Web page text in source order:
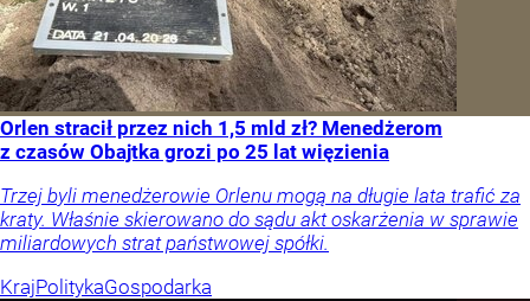
Orlen stracił przez nich 1,5 mld zł? Menedżerom
z czasów Obajtka grozi po 25 lat więzienia
Trzej byli menedżerowie Orlenu mogą na długie lata trafić za
kraty. Właśnie skierowano do sądu akt oskarżenia w sprawie
miliardowych strat państwowej spółki.
KrajPolitykaGospodarka